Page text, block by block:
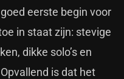
eerste begin voor
in staat zijn: stevige
dikke solo’s en
is dat het